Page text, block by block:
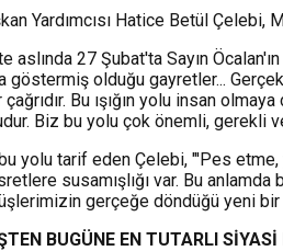
Yardımcısı Hatice Betül
aslında 27 Şubat'ta Sayın
göstermiş olduğu gayretler...
Bu ışığın yolu insan
Biz bu yolu çok önemli, gerekli
yolu tarif eden Çelebi, "'Pes
susamışlığı var. Bu
gerçeğe döndüğü yeni
BUGÜNE EN TUTARLI